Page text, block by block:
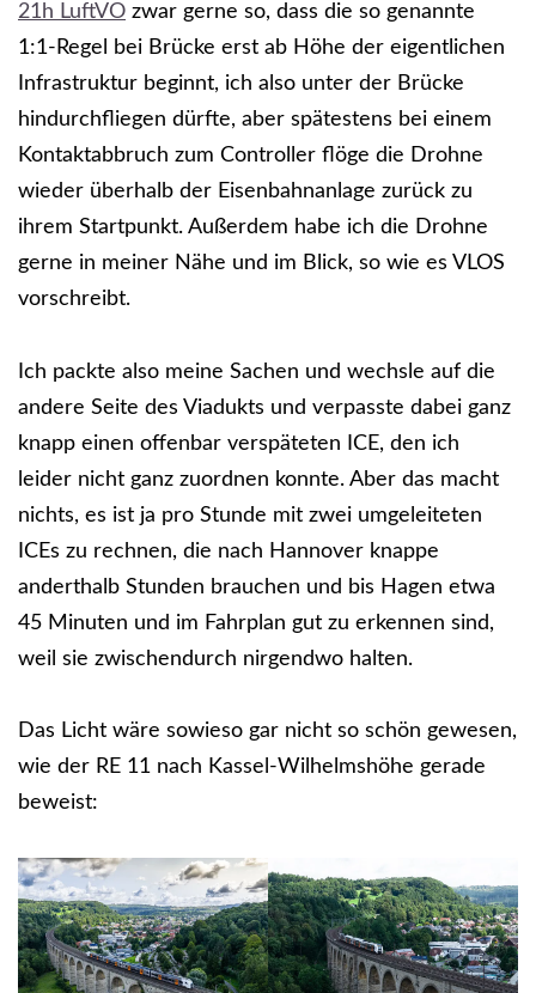
21h LuftVO zwar gerne so, dass die so genannte
1:1-Regel bei Brücke erst ab Höhe der eigentlichen
Infrastruktur beginnt, ich also unter der Brücke
hindurchfliegen dürfte, aber spätestens bei einem
Kontaktabbruch zum Controller flöge die Drohne
wieder überhalb der Eisenbahnanlage zurück zu
ihrem Startpunkt. Außerdem habe ich die Drohne
gerne in meiner Nähe und im Blick, so wie es VLOS
vorschreibt.
Ich packte also meine Sachen und wechsle auf die
andere Seite des Viadukts und verpasste dabei ganz
knapp einen offenbar verspäteten ICE, den ich
leider nicht ganz zuordnen konnte. Aber das macht
nichts, es ist ja pro Stunde mit zwei umgeleiteten
ICEs zu rechnen, die nach Hannover knappe
anderthalb Stunden brauchen und bis Hagen etwa
45 Minuten und im Fahrplan gut zu erkennen sind,
weil sie zwischendurch nirgendwo halten.
Das Licht wäre sowieso gar nicht so schön gewesen,
wie der RE 11 nach Kassel-Wilhelmshöhe gerade
beweist: